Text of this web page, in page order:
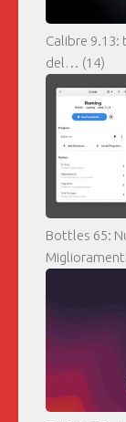
Calibre
del… (14)
Bottles 65:
Miglioramenti